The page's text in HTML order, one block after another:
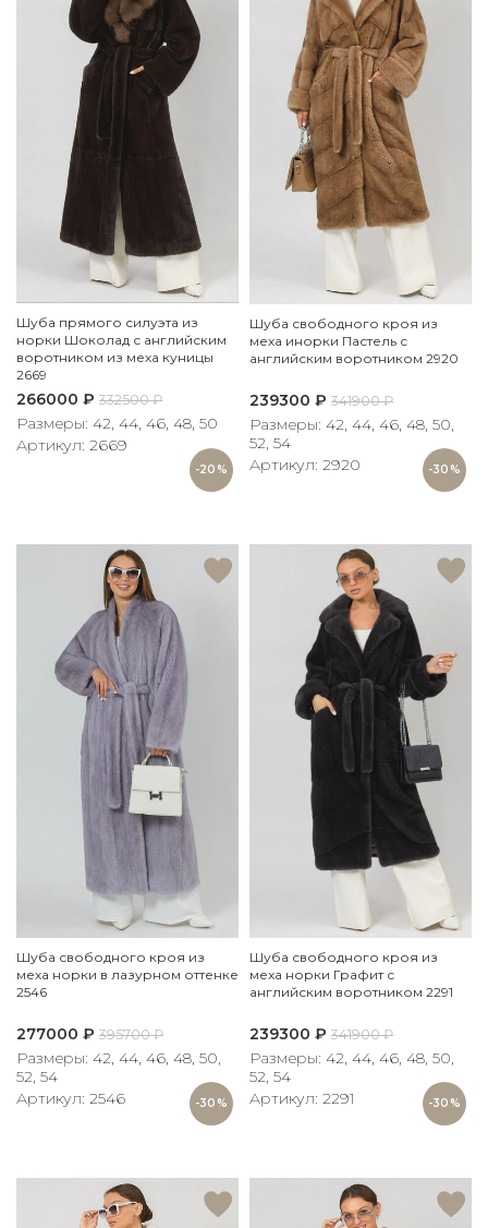
-20%
Шуба прямого силуэта из
норки Шоколад с английским
воротником из меха куницы
2669
266000 ₽ 332500₽
Размеры: 42, 44, 46, 48, 50
Артикул: 2669
-30%
Шуба свободного кроя из
меха инорки Пастель с
английским воротником 2920
239300 ₽ 341900₽
Размеры: 42, 44, 46, 48, 50,
52, 54
Артикул: 2920
-30%
Шуба свободного кроя из
меха норки в лазурном оттенке
2546
277000 ₽ 395700₽
Размеры: 42, 44, 46, 48, 50,
52, 54
Артикул: 2546
-30%
Шуба свободного кроя из
меха норки Графит с
английским воротником 2291
239300 ₽ 341900₽
Размеры: 42, 44, 46, 48, 50,
52, 54
Артикул: 2291